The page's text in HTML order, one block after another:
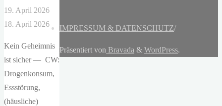
19. April 2026
18. April 2026
Kein Geheimnis
ist sicher — CW:
Drogenkonsum,
Essstörung,
(häusliche)
IMPRESSUM & DATENSCHUTZ/
Präsentiert von Bravada & WordPress.